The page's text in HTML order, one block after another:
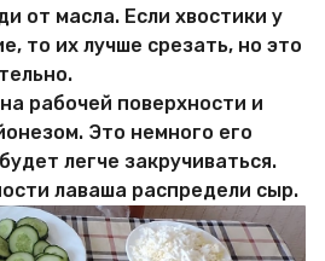
от масла. Если хвостики у
то их лучше срезать, но это
рабочей поверхности и
Это немного его
легче закручиваться.
лаваша распредели сыр.